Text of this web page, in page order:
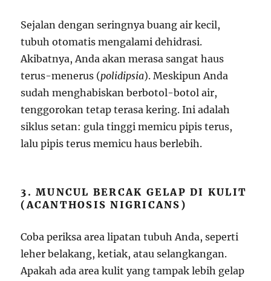
Sejalan dengan seringnya buang air kecil,
tubuh otomatis mengalami dehidrasi.
Akibatnya, Anda akan merasa sangat haus
terus-menerus (polidipsia). Meskipun Anda
sudah menghabiskan berbotol-botol air,
tenggorokan tetap terasa kering. Ini adalah
siklus setan: gula tinggi memicu pipis terus,
lalu pipis terus memicu haus berlebih.
3. MUNCUL BERCAK GELAP DI KULIT
(ACANTHOSIS NIGRICANS)
Coba periksa area lipatan tubuh Anda, seperti
leher belakang, ketiak, atau selangkangan.
Apakah ada area kulit yang tampak lebih gelap